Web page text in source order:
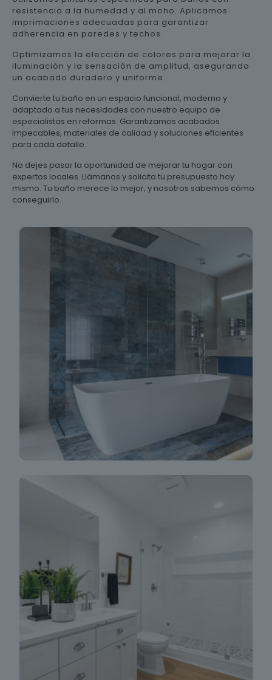
resistencia a la humedad y al moho. Aplicamos
imprimaciones adecuadas para garantizar
adherencia en paredes y techos.
Optimizamos la elección de colores para mejorar la
iluminación y la sensación de amplitud, asegurando
un acabado duradero y uniforme.
Convierte tu baño en un espacio funcional, moderno y
adaptado a tus necesidades con nuestro equipo de
especialistas en reformas. Garantizamos acabados
impecables, materiales de calidad y soluciones eficientes
para cada detalle.
No dejes pasar la oportunidad de mejorar tu hogar con
expertos locales. Llámanos y solicita tu presupuesto hoy
mismo. Tu baño merece lo mejor, y nosotros sabemos cómo
conseguirlo.